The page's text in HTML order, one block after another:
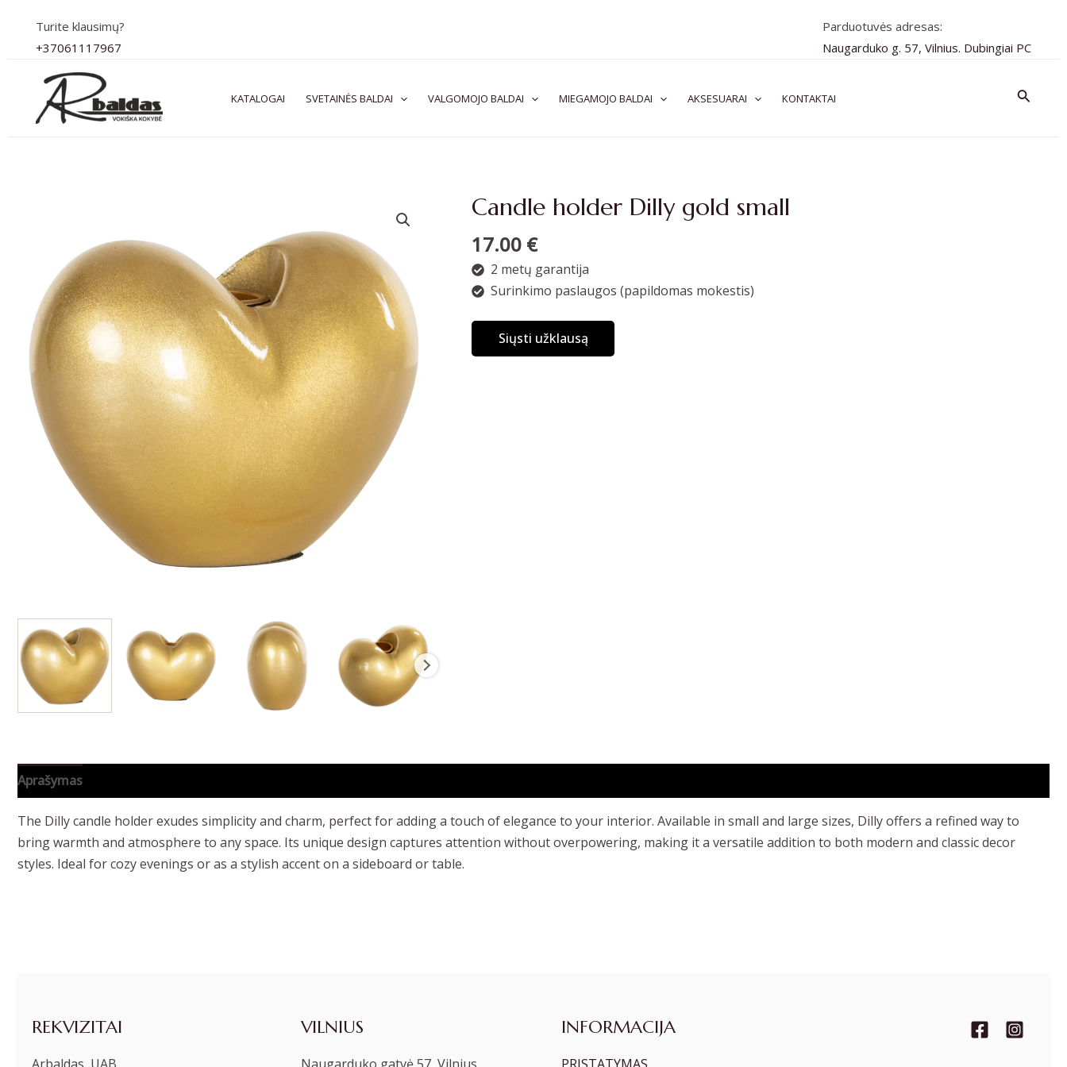
turinio
Turite klausimų?
+37061117967
Parduotuvės adresas:
Naugarduko g. 57, Vilnius. Dubingiai PC
KATALOGAI SVETAINĖS BALDAI VALGOMOJO BALDAI MIEGAMOJO BALDAI AKSESUARAI KONTAKTAI Paieška
Candle holder Dilly gold small
17.00 €
2 metų garantija
Surinkimo paslaugos (papildomas mokestis)
Siųsti užklausą
Aprašymas
The Dilly candle holder exudes simplicity and charm, perfect for adding a touch of elegance to your interior. Available in small and large sizes, Dilly offers a refined way to
bring warmth and atmosphere to any space. Its unique design captures attention without overpowering, making it a versatile addition to both modern and classic decor
styles. Ideal for cozy evenings or as a stylish accent on a sideboard or table.
REKVIZITAI VILNIUS INFORMACIJA